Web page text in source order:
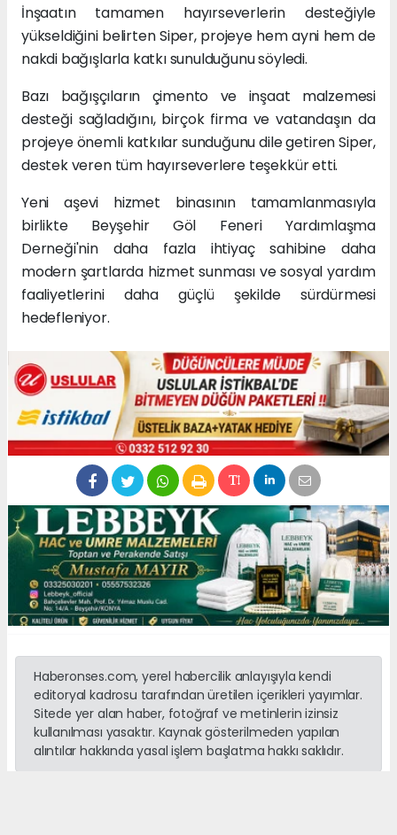
İnşaatın tamamen hayırseverlerin desteğiyle
yükseldiğini belirten Siper, projeye hem ayni hem de
nakdi bağışlarla katkı sunulduğunu söyledi.
Bazı bağışçıların çimento ve inşaat malzemesi
desteği sağladığını, birçok firma ve vatandaşın da
projeye önemli katkılar sunduğunu dile getiren Siper,
destek veren tüm hayırseverlere teşekkür etti.
Yeni aşevi hizmet binasının tamamlanmasıyla
birlikte Beyşehir Göl Feneri Yardımlaşma
Derneği'nin daha fazla ihtiyaç sahibine daha
modern şartlarda hizmet sunması ve sosyal yardım
faaliyetlerini daha güçlü şekilde sürdürmesi
hedefleniyor.
Haberonses.com, yerel habercilik anlayışıyla kendi
editoryal kadrosu tarafından üretilen içerikleri yayımlar.
Sitede yer alan haber, fotoğraf ve metinlerin izinsiz
kullanılması yasaktır. Kaynak gösterilmeden yapılan
alıntılar hakkında yasal işlem başlatma hakkı saklıdır.